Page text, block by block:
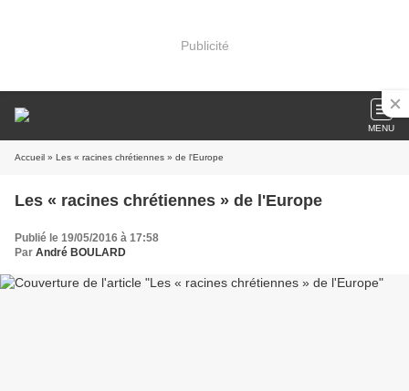
Publicité
MENU
Accueil » Les « racines chrétiennes » de l'Europe
Les « racines chrétiennes » de l'Europe
Publié le 19/05/2016 à 17:58
Par André BOULARD